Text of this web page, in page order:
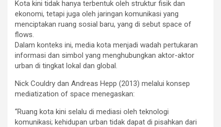
Kota kini tidak hanya terbentuk oleh struktur fisik dan
ekonomi, tetapi juga oleh jaringan komunikasi yang
menciptakan ruang sosial baru, yang di sebut space of
flows.
Dalam konteks ini, media kota menjadi wadah pertukaran
informasi dan simbol yang menghubungkan aktor-aktor
urban di tingkat lokal dan global.
Nick Couldry dan Andreas Hepp (2013) melalui konsep
mediatization of space menegaskan:
“Ruang kota kini selalu di mediasi oleh teknologi
komunikasi; kehidupan urban tidak dapat di pisahkan dari